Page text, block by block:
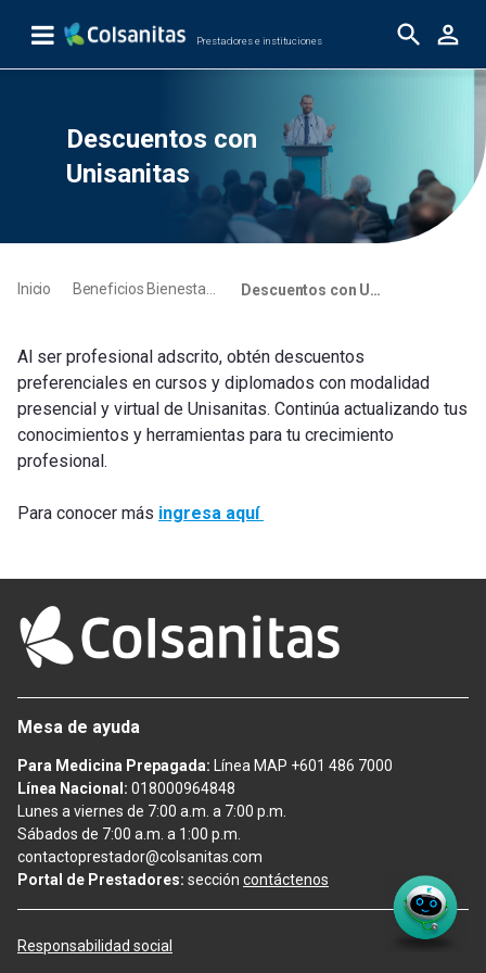
Saut au contenu principal
Prestadores e instituciones
Descuentos con
Unisanitas
Inicio Descuentos con Unisanitas
Al ser profesional adscrito, obtén descuentos
preferenciales en cursos y diplomados con modalidad
presencial y virtual de Unisanitas. Continúa actualizando tus
conocimientos y herramientas para tu crecimiento
profesional.
Para conocer más ingresa aquí
Mesa de ayuda
Para Medicina Prepagada: Línea MAP +601 486 7000
Línea Nacional: 018000964848
Lunes a viernes de 7:00 a.m. a 7:00 p.m.
Sábados de 7:00 a.m. a 1:00 p.m.
contactoprestador@colsanitas.com
Portal de Prestadores: sección contáctenos
Responsabilidad social